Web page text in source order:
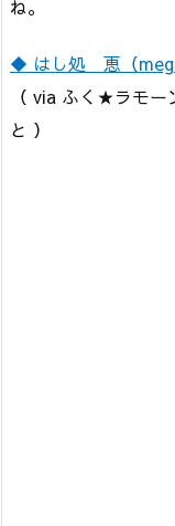
ね。
◆ はし処 恵（
（ via ふく★ラモ
と ）